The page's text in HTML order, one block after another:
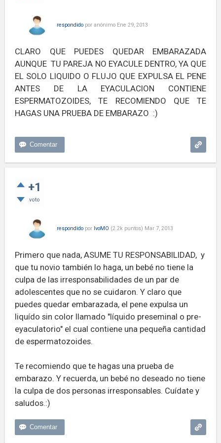
respondido por anónimo Ene 29, 2013
CLARO QUE PUEDES QUEDAR EMBARAZADA
AUNQUE TU PAREJA NO EYACULE DENTRO, YA QUE
EL SOLO LIQUIDO O FLUJO QUE EXPULSA EL PENE
ANTES DE LA EYACULACION CONTIENE
ESPERMATOZOIDES, TE RECOMIENDO QUE TE
HAGAS UNA PRUEBA DE EMBARAZO :)
+1
voto
respondido por IvoMO (2.2k puntos) Mar 7, 2013
Primero que nada, ASUME TU RESPONSABILIDAD, y
que tu novio también lo haga, un bebé no tiene la
culpa de las irresponsabilidades de un par de
adolescentes que no se cuidaron. Y claro que
puedes quedar embarazada, el pene expulsa un
liquído sin color llamado "líquido preseminal o pre-
eyaculatorio" el cual contiene una pequeña cantidad
de espermatozoides.
Te recomiendo que te hagas una prueba de
embarazo. Y recuerda, un bebé no deseado no tiene
la culpa de dos personas irresponsables. Cuídate y
saludos.:)